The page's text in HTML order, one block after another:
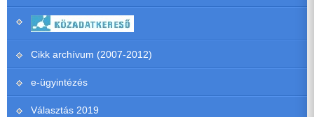
Cikk archívum (2007-2012)
e-ügyintézés
Választás 2019